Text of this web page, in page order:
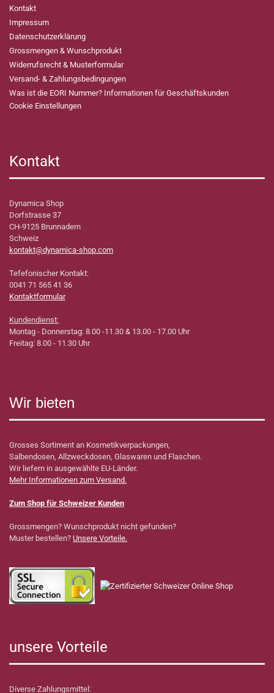
Kontakt
Impressum
Datenschutzerklärung
Grossmengen & Wunschprodukt
Widerrufsrecht & Musterformular
Versand- & Zahlungsbedingungen
Was ist die EORI Nummer? Informationen für Geschäftskunden
Cookie Einstellungen
Kontakt
Dynamica Shop
Dorfstrasse 37
CH-9125 Brunnadern
Schweiz
kontakt@dynamica-shop.com
Tefefonischer Kontakt:
0041 71 565 41 36
Kontaktformular
Kundendienst:
Montag - Donnerstag: 8.00 -11.30 & 13.00 - 17.00 Uhr
Freitag: 8.00 - 11.30 Uhr
Wir bieten
Grosses Sortiment an Kosmetikverpackungen,
Salbendosen, Allzweckdosen, Glaswaren und Flaschen.
Wir liefern in ausgewählte EU-Länder.
Mehr Informationen zum Versand.
Zum Shop für Schweizer Kunden
Grossmengen? Wunschprodukt nicht gefunden?
Muster bestellen? Unsere Vorteile.
unsere Vorteile
Diverse Zahlungsmittel: